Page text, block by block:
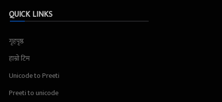
QUICK LINKS
गृहपृष्ठ
हाम्रो टिम
Unicode to Preeti
Preeti to unicode